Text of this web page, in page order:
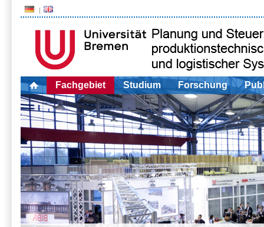
Fachgebiet Studium Forschung